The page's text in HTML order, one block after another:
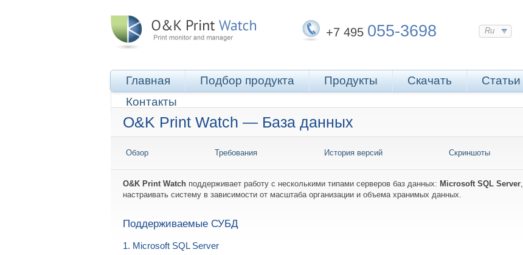
+7 495 055-3698 Ru
Главная Подбор продукта Продукты Скачать Статьи
Контакты
O&K Print Watch — База данных
Обзор Требования История версий Скриншоты
O&K Print Watch поддерживает работу с несколькими типами серверов баз данных: Microsoft SQL Server,
настраивать систему в зависимости от масштаба организации и объема хранимых данных.
Поддерживаемые СУБД
1. Microsoft SQL Server